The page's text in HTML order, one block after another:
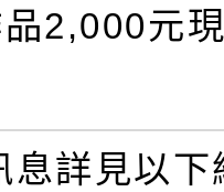
2,000元
息詳見以下